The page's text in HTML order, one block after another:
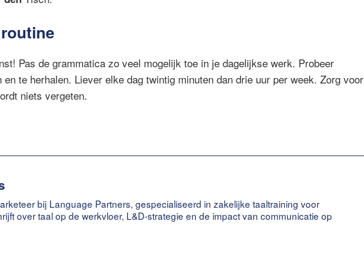
Pas de grammatica zo veel mogelijk toe in je dagelijkse werk. Probeer
en te herhalen. Liever elke dag twintig minuten dan drie uur per week. Zorg voor
niets vergeten.
bij Language Partners, gespecialiseerd in zakelijke taaltraining voor
over taal op de werkvloer, L&D-strategie en de impact van communicatie op